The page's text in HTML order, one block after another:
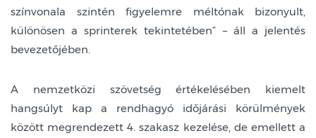
színvonala szintén figyelemre méltónak bizonyult,
különösen a sprinterek tekintetében” – áll a jelentés
bevezetőjében.
A nemzetközi szövetség értékelésében kiemelt
hangsúlyt kap a rendhagyó időjárási körülmények
között megrendezett 4. szakasz kezelése, de emellett a